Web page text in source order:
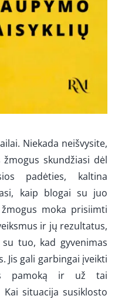
Niekada neišvysite,
skundžiasi dėl
padėties, kaltina
kaip blogai su juo
moka prisiimti
ir jų rezultatus,
tuo, kad gyvenimas
Jis gali garbingai įveikti
pamoką ir už tai
Kai situacija susiklosto